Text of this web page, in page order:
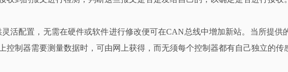
活配置，无需在硬件或软件进行修改便可在CAN总线中增加新站。当所提供
制器需要测量数据时，可由网上获得，而无须每个控制器都有自己独立的传